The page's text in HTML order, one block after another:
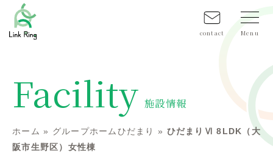
contact
Facility 施設情報
ホーム » グループホームひだまり » ひだまりⅥ 8LDK（大
阪市生野区）女性棟